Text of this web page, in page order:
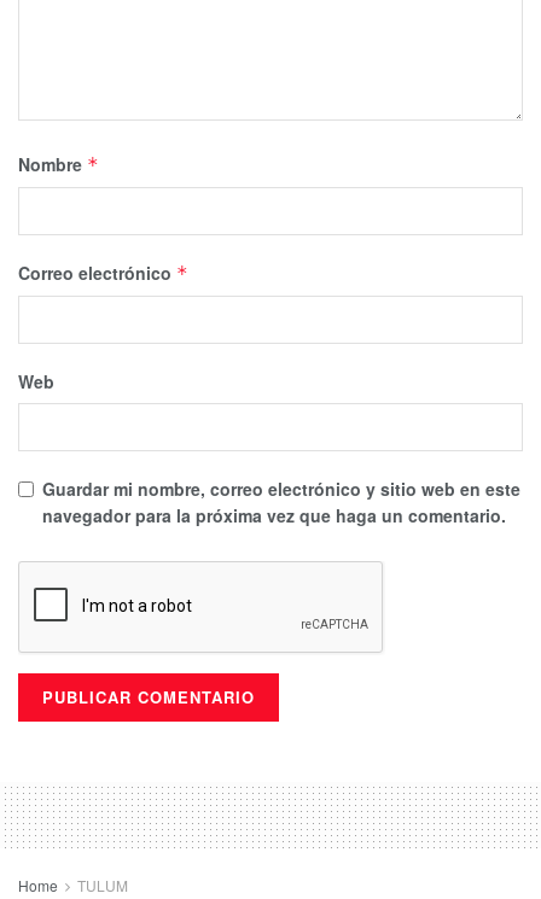
Nombre *
Correo electrónico *
Web
Guardar mi nombre, correo electrónico y sitio web en este
navegador para la próxima vez que haga un comentario.
Home TULUM